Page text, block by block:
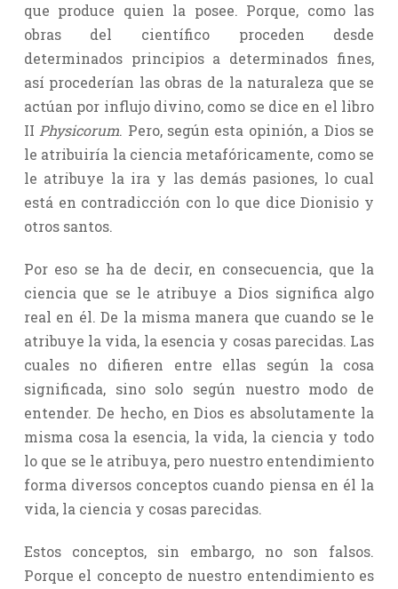
que produce quien la posee. Porque, como las
obras del científico proceden desde
determinados principios a determinados fines,
así procederían las obras de la naturaleza que se
actúan por influjo divino, como se dice en el libro
II Physicorum. Pero, según esta opinión, a Dios se
le atribuiría la ciencia metafóricamente, como se
le atribuye la ira y las demás pasiones, lo cual
está en contradicción con lo que dice Dionisio y
otros santos.
Por eso se ha de decir, en consecuencia, que la
ciencia que se le atribuye a Dios significa algo
real en él. De la misma manera que cuando se le
atribuye la vida, la esencia y cosas parecidas. Las
cuales no difieren entre ellas según la cosa
significada, sino solo según nuestro modo de
entender. De hecho, en Dios es absolutamente la
misma cosa la esencia, la vida, la ciencia y todo
lo que se le atribuya, pero nuestro entendimiento
forma diversos conceptos cuando piensa en él la
vida, la ciencia y cosas parecidas.
Estos conceptos, sin embargo, no son falsos.
Porque el concepto de nuestro entendimiento es